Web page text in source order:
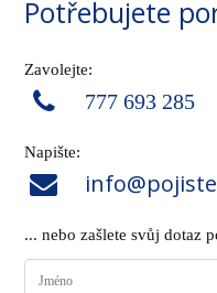
Potřebujete
Zavolejte:
777 693 285
Napište:
... nebo zašlete svůj dotaz